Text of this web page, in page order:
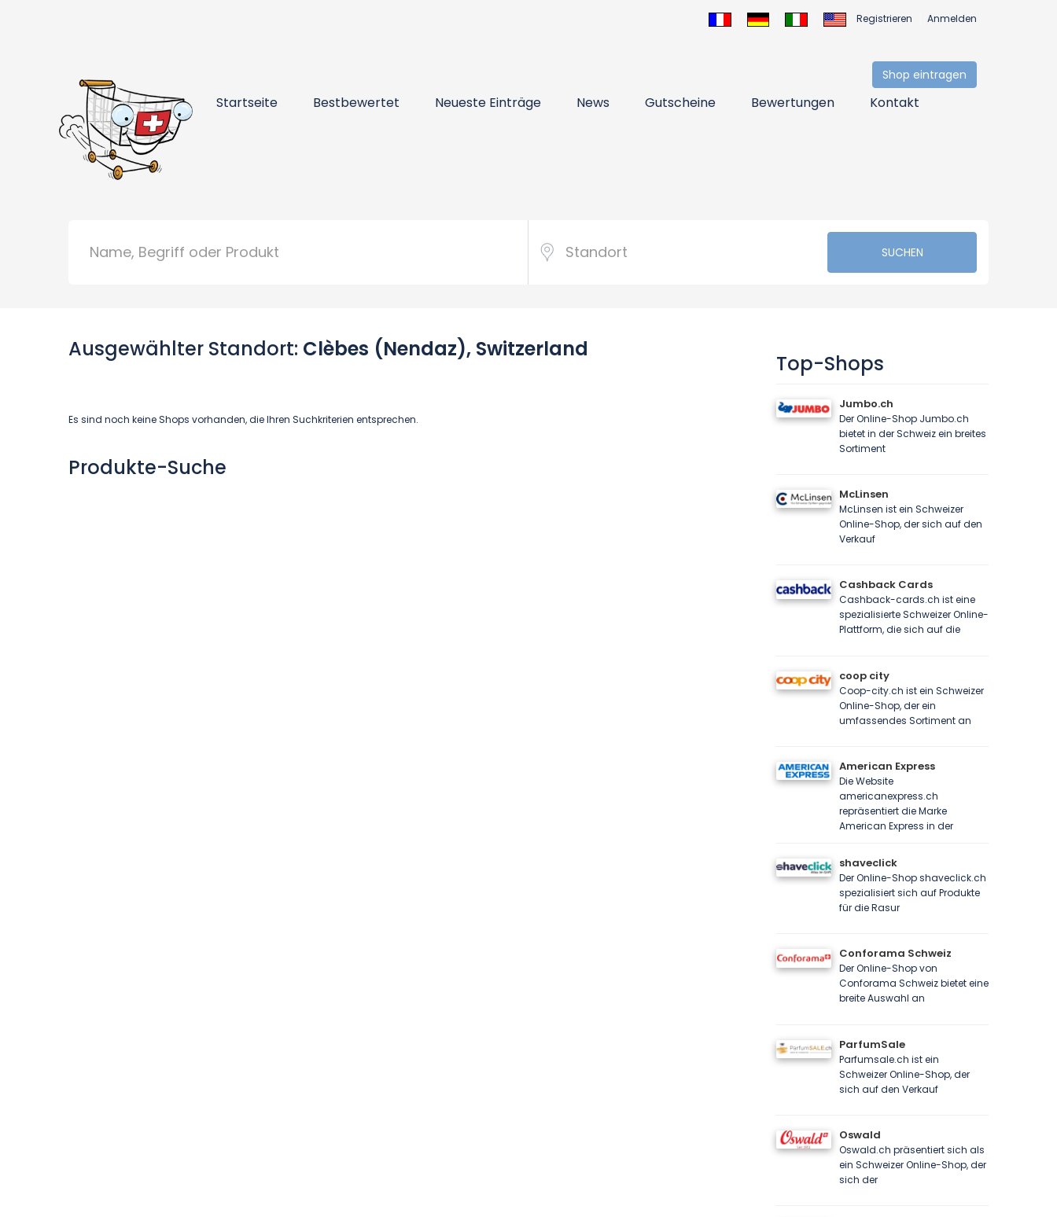
Registrieren Anmelden
Shop eintragen
Startseite Bestbewertet Neueste Einträge News Gutscheine Bewertungen Kontakt
SUCHEN
Ausgewählter Standort: Clèbes (Nendaz), Switzerland
Es sind noch keine Shops vorhanden, die Ihren Suchkriterien entsprechen.
Produkte-Suche
Top-Shops
Jumbo.ch
Der Online-Shop Jumbo.ch
bietet in der Schweiz ein breites
Sortiment
McLinsen
McLinsen ist ein Schweizer
Online-Shop, der sich auf den
Verkauf
Cashback Cards
Cashback-cards.ch ist eine
spezialisierte Schweizer Online-
Plattform, die sich auf die
coop city
Coop-city.ch ist ein Schweizer
Online-Shop, der ein
umfassendes Sortiment an
American Express
Die Website
americanexpress.ch
repräsentiert die Marke
American Express in der
shaveclick
Der Online-Shop shaveclick.ch
spezialisiert sich auf Produkte
für die Rasur
Conforama Schweiz
Der Online-Shop von
Conforama Schweiz bietet eine
breite Auswahl an
ParfumSale
Parfumsale.ch ist ein
Schweizer Online-Shop, der
sich auf den Verkauf
Oswald
Oswald.ch präsentiert sich als
ein Schweizer Online-Shop, der
sich der